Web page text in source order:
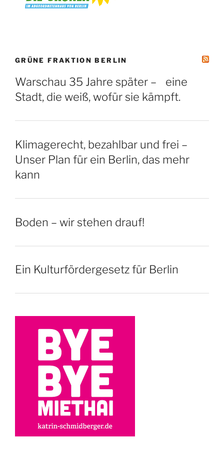
GRÜNE FRAKTION BERLIN
Warschau 35 Jahre später – eine
Stadt, die weiß, wofür sie kämpft.
Klimagerecht, bezahlbar und frei –
Unser Plan für ein Berlin, das mehr
kann
Boden – wir stehen drauf!
Ein Kulturfördergesetz für Berlin